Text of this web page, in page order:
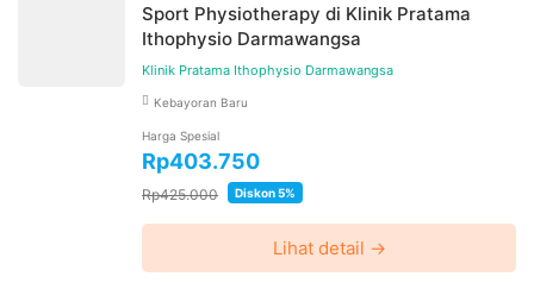
Sport Physiotherapy di Klinik Pratama
Ithophysio Darmawangsa
Klinik Pratama Ithophysio Darmawangsa
Kebayoran Baru
Harga Spesial
Rp403.750
Rp425.000 Diskon 5%
Lihat detail →